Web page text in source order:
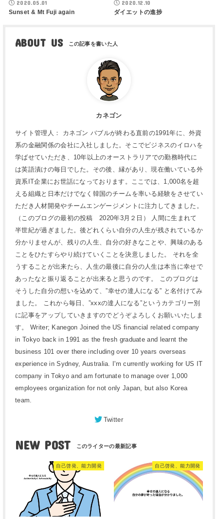
2020.05.01
Sunset & Mt Fuji again
2020.12.10
ダイエットの進捗
ABOUT US
カネゴン
サイト管理人： カネゴン バブルが終わる直前の1991年に、外資
系の金融関係の会社に入社しました。そこでビジネスのイロハを
学ばせていただき、10年以上のオーストラリアでの勤務時代に
は英語漬けの毎日でした。その後、縁があり、現在働いている外
資系IT企業にお世話になっております。ここでは、1,000名を超
える組織と日本だけでなく韓国のチームを率いる経験をさせてい
ただき人材開発やチームエンゲージメントに注力してきました。
（このブログの最初の投稿 2020年3月２日） 人間に生まれて
半世紀が過ぎました。後どれくらい自分の人生が残されているか
分かりませんが、残りの人生、自分の好きなことや、興味のある
ことをひたすらやり続けていくことを決意しました。 それを全
うすることが出来たら、人生の最後に自分の人生は本当に幸せで
あったなと振り返ることが出来ると思うのです。 このブログは
そうした自分の想いを込めて、”幸せの達人になる” と名付けてみ
ました。 これから毎日、”xxxの達人になる”というカテゴリー別
に記事をアップしていきますのでどうぞよろしくお願いいたしま
す。 Writer; Kanegon Joined the US financial related company
in Tokyo back in 1991 as the fresh graduate and learnt the
business 101 over there including over 10 years overseas
experience in Sydney, Australia. I'm currently working for US IT
company in Tokyo and am fortunate to manage over 1,000
employees organization for not only Japan, but also Korea
team.
Twitter
NEW POST
自己啓発、能力開発 自己啓発、能力開発